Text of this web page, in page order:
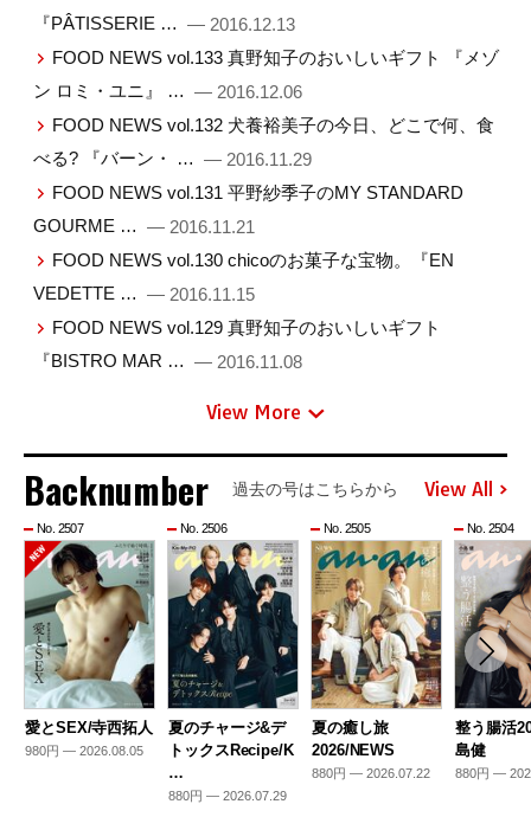
『PÂTISSERIE … — 2016.12.13
FOOD NEWS vol.133 真野知子のおいしいギフト 『メゾ
ン ロミ・ユニ』 … — 2016.12.06
FOOD NEWS vol.132 犬養裕美子の今日、どこで何、食
べる? 『バーン・ … — 2016.11.29
FOOD NEWS vol.131 平野紗季子のMY STANDARD
GOURME … — 2016.11.21
FOOD NEWS vol.130 chicoのお菓子な宝物。『EN
VEDETTE … — 2016.11.15
FOOD NEWS vol.129 真野知子のおいしいギフト
『BISTRO MAR … — 2016.11.08
View More
Backnumber 過去の号はこちらから View All
No. 2507
愛とSEX/寺西拓人
980円 — 2026.08.05
No. 2506
夏のチャージ&デ
トックスRecipe/K
…
880円 — 2026.07.29
No. 2505
夏の癒し旅
2026/NEWS
880円 — 2026.07.22
No. 2504
整う腸活
島健
880円 —